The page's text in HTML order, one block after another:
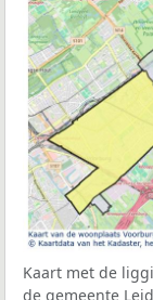
Kaart met de
de gemeente